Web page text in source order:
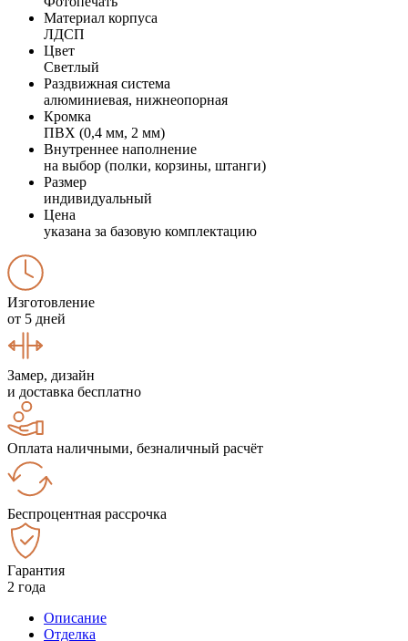
Материал корпуса
ЛДСП
Цвет
Светлый
Раздвижная система
алюминиевая, нижнеопорная
Кромка
ПВХ (0,4 мм, 2 мм)
Внутреннее наполнение
на выбор (полки, корзины, штанги)
Размер
индивидуальный
Цена
указана за базовую комплектацию
Изготовление
от 5 дней
Замер, дизайн
и доставка бесплатно
Оплата наличными, безналичный расчёт
Беспроцентная рассрочка
Гарантия
2 года
Описание
Отделка